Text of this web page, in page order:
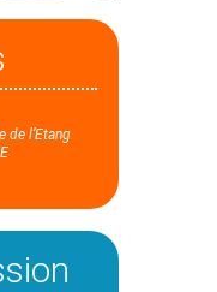
de l’Etang